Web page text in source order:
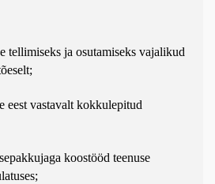
tellimiseks ja osutamiseks vajalikud
eest vastavalt kokkulepitud
koostööd teenuse